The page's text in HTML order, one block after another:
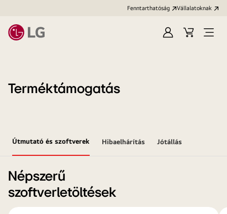
Fenntarthatóság Vállalatoknak
Bejelentkezés
KosárMenü
Terméktámogatás
Útmutató és szoftverek Hibaelhárítás Jótállás
Népszerű
szoftverletöltések